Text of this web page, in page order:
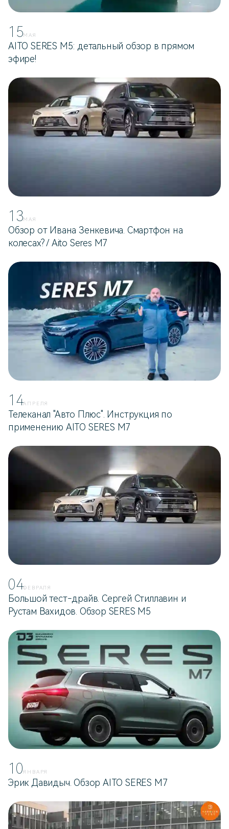
15МАЯ
AITO SERES M5: детальный обзор в прямом
эфире!
13МАЯ
Обзор от Ивана Зенкевича. Смартфон на
колесах? / Aito Seres M7
14АПРЕЛЯ
Телеканал "Авто Плюс". Инструкция по
применению AITO SERES M7
04ФЕВРАЛЯ
Большой тест‑драйв. Сергей Стиллавин и
Рустам Вахидов. Обзор SERES M5
10ЯНВАРЯ
Эрик Давидыч. Обзор AITO SERES M7